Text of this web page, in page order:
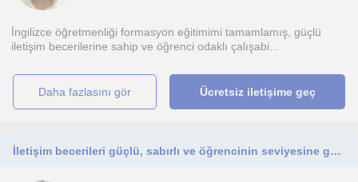
İngilizce öğretmenliği formasyon eğitimimi tamamlamış, güçlü
iletişim becerilerine sahip ve öğrenci odaklı çalışabi...
daha fazlasını gör Ücretsiz iletişime geç
İletişim becerileri güçlü, sabırlı ve öğrencinin seviyesine göre anlatım yapmayı önemseyen bir eğitmenim.